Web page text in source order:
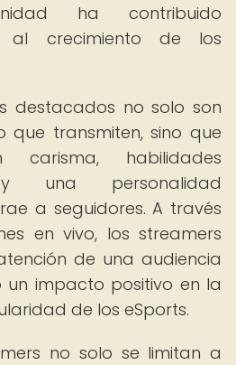
ha contribuido
al crecimiento de los
destacados no solo son
que transmiten, sino que
carisma, habilidades
y una personalidad
a seguidores. A través
en vivo, los streamers
de una audiencia
impacto positivo en la
de los eSports.
no solo se limitan a